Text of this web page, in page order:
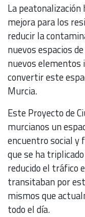
La
mejora para los
reducir la
nuevos espacios
nuevos elementos
convertir este
Murcia.
Este Proyecto de
murcianos un
encuentro social y
que se ha
reducido el tráfico
transitaban por
mismos que
todo el día.